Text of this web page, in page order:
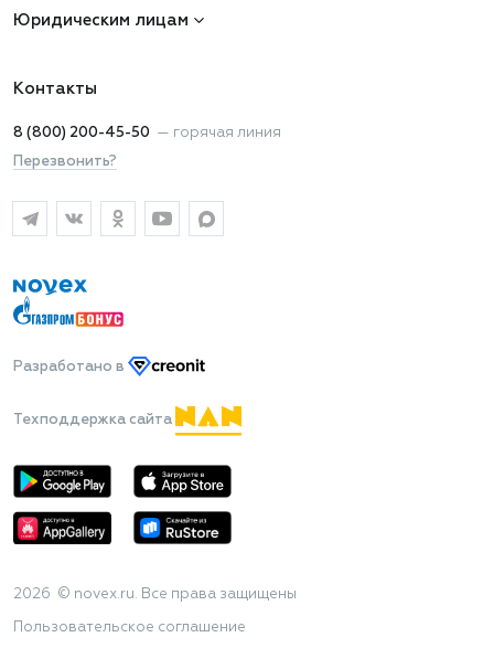
Юридическим лицам
Контакты
8 (800) 200-45-50 — горячая линия
Перезвонить?
Разработано в
Техподдержка сайта
2026 © novex.ru. Все права защищены
Пользовательское соглашение